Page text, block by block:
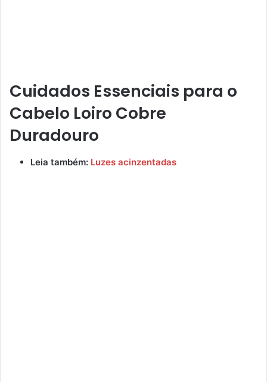
Cuidados Essenciais para o
Cabelo Loiro Cobre
Duradouro
Leia também: Luzes acinzentadas